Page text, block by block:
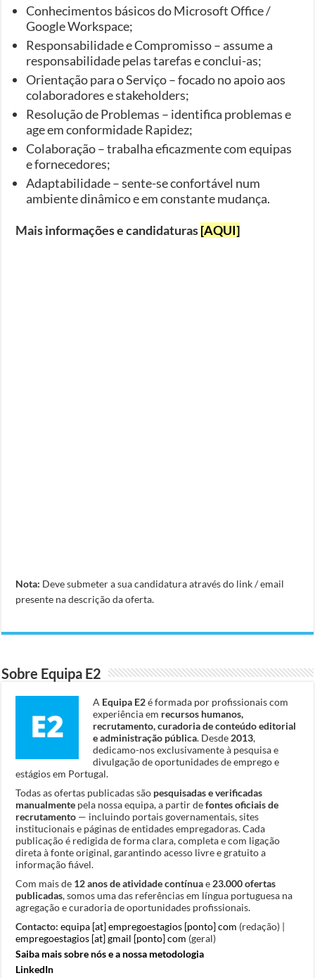
Conhecimentos básicos do Microsoft Office /
Google Workspace;
Responsabilidade e Compromisso – assume a
responsabilidade pelas tarefas e conclui-as;
Orientação para o Serviço – focado no apoio aos
colaboradores e stakeholders;
Resolução de Problemas – identifica problemas e
age em conformidade Rapidez;
Colaboração – trabalha eficazmente com equipas
e fornecedores;
Adaptabilidade – sente-se confortável num
ambiente dinâmico e em constante mudança.
Mais informações e candidaturas[AQUI]
Nota: Deve submeter a sua candidatura através do link / email
presente na descrição da oferta.
Sobre Equipa E2
A Equipa E2é formada por profissionais com
experiência em recursos humanos,
recrutamento, curadoria de conteúdo editorial
e administração pública. Desde 2013,
dedicamo-nos exclusivamente à pesquisa e
divulgação de oportunidades de emprego e
estágios em Portugal.
Todas as ofertas publicadas são pesquisadas e verificadas
manualmente pela nossa equipa, a partir defontes oficiais de
recrutamento — incluindo portais governamentais, sites
institucionais e páginas de entidades empregadoras. Cada
publicação é redigida de forma clara, completa e com ligação
direta à fonte original, garantindo acesso livre e gratuito a
informação fiável.
Com mais de 12 anos de atividade contínuae 23.000 ofertas
publicadas, somos uma das referências em língua portuguesa na
agregação e curadoria de oportunidades profissionais.
Contacto: equipa [at] empregoestagios [ponto] com (redação) |
empregoestagios [at] gmail [ponto] com (geral)
Saiba mais sobre nós e a nossa metodologia
LinkedIn